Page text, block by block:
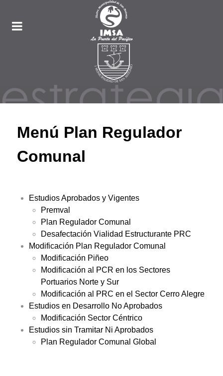
Menú Plan Regulador
Comunal
Estudios Aprobados y Vigentes
Premval
Plan Regulador Comunal
Desafectación Vialidad Estructurante PRC
Modificación Plan Regulador Comunal
Modificación Piñeo
Modificación al PCR en los Sectores
Portuarios Norte y Sur
Modificación al PRC en el Sector Cerro Alegre
Estudios en Desarrollo No Aprobados
Modificación Sector Céntrico
Estudios sin Tramitar Ni Aprobados
Plan Regulador Comunal Global